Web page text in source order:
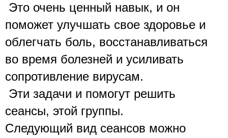
Это очень ценный навык, и он
поможет улучшать свое здоровье и
облегчать боль, восстанавливаться
во время болезней и усиливать
сопротивление вирусам.
Эти задачи и помогут решить
сеансы, этой группы.
Следующий вид сеансов можно